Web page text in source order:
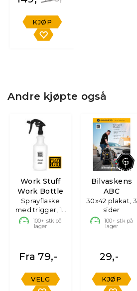
KJØP
Andre kjøpte også
Work Stuff
Work Bottle
Sprayflaske
med trigger, 1L
& 0.75L
100+ stk på
lager
Fra 79,-
VELG
Bilvaskens
ABC
30x42 plakat, 3
sider
100+ stk på
lager
29,-
KJØP